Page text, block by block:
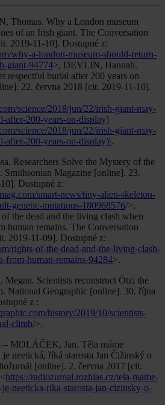
Thomas. Why a London museum
of an Irish giant. The Conversation
2019-11-10]. Dostupné z:
why-a-london-museum-should-return-
giant-94774>, DEVLIN, Hannah.
respectful burial after 200 years on
22. června 2018 [cit. 2019-11-10].
science/2018/jun/22/irish-giant-may-
after-200-years-on-display]
science/2018/jun/22/irish-giant-may-
after-200-years-on-display)\.
Researchers Solve the Mystery of the
Smithsonian Magazine [online]. 23.
Dostupné z:
smart-news/tiny-alien-skeleton-
genetic-mutations-180968576/>,
the dead and the living clash when
human remains. The Conversation
2019-11-09]. Dostupné z:
rights-of-the-dead-and-the-living-clash-
from-human-remains-94284>.
Scientists reconstruct Ötzi the
National Geographic [online]. 30. října
z :
history/2019/10/scientists-
climb/>.
MOLÁČEK, Jan. Těla máme
neetická, říká starosta Jan Čižinský o
[online]. 2. června 2017 [cit.
https://radiozurnal.rozhlas.cz/tela-mame-
neeticka-rika-starosta-jan-cizinsky-o-